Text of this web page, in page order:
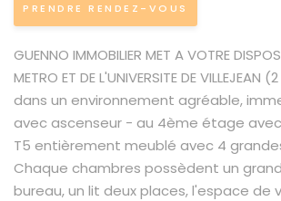
PRENDRE RENDEZ-VOUS
GUENNO IMMOBILIER MET A VOTRE
METRO ET DE L'UNIVERSITE DE
dans un environnement agréable,
avec ascenseur - au 4ème étage
T5 entièrement meublé avec 4
Chaque chambres possèdent un
bureau, un lit deux places, l'espace de